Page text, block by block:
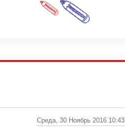
Среда, 30 Ноябрь 2016 10:43